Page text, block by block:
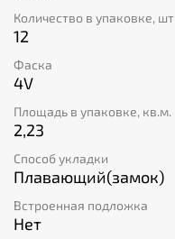
Количество в упаковке, шт
12
Фаска
4V
Площадь в упаковке, кв.м.
2,23
Способ укладки
Плавающий(замок)
Встроенная подложка
Нет